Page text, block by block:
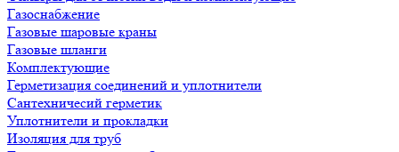
Газоснабжение
Газовые шаровые краны
Газовые шланги
Комплектующие
Герметизация соединений и уплотнители
Сантехничесий герметик
Уплотнители и прокладки
Изоляция для труб